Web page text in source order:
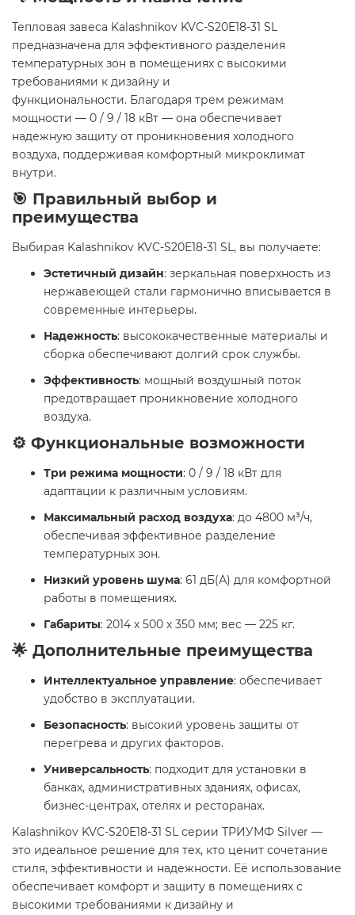
Тепловая завеса Kalashnikov KVC-S20E18-31 SL
предназначена для эффективного разделения
температурных зон в помещениях с высокими
требованиями к дизайну и
функциональности. Благодаря трем режимам
мощности — 0 / 9 / 18 кВт — она обеспечивает
надежную защиту от проникновения холодного
воздуха, поддерживая комфортный микроклимат
внутри.
🎯 Правильный выбор и
преимущества
Выбирая Kalashnikov KVC-S20E18-31 SL, вы получаете:
Эстетичный дизайн: зеркальная поверхность из
нержавеющей стали гармонично вписывается в
современные интерьеры.
Надежность: высококачественные материалы и
сборка обеспечивают долгий срок службы.
Эффективность: мощный воздушный поток
предотвращает проникновение холодного
воздуха.
⚙️ Функциональные возможности
Три режима мощности: 0 / 9 / 18 кВт для
адаптации к различным условиям.
Максимальный расход воздуха: до 4800 м³/ч,
обеспечивая эффективное разделение
температурных зон.
Низкий уровень шума: 61 дБ(А) для комфортной
работы в помещениях.
Габариты: 2014 х 500 х 350 мм; вес — 225 кг.
🌟 Дополнительные преимущества
Интеллектуальное управление: обеспечивает
удобство в эксплуатации.
Безопасность: высокий уровень защиты от
перегрева и других факторов.
Универсальность: подходит для установки в
банках, административных зданиях, офисах,
бизнес-центрах, отелях и ресторанах.
Kalashnikov KVC-S20E18-31 SL серии ТРИУМФ Silver —
это идеальное решение для тех, кто ценит сочетание
стиля, эффективности и надежности. Её использование
обеспечивает комфорт и защиту в помещениях с
высокими требованиями к дизайну и